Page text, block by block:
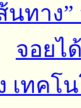
นทาง
จอยไ
เทคโ